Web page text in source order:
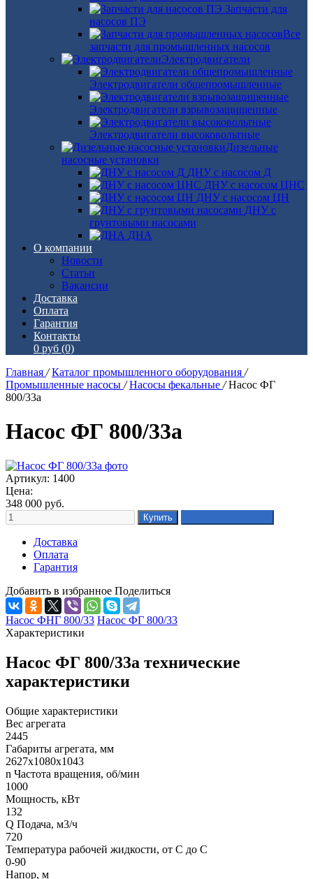
Запчасти для
насосов ПЭ
Все
запчасти для промышленных насосов
Электродвигатели
Электродвигатели общепромышленные
Электродвигатели взрывозащищенные
Электродвигатели высоковольтные
Дизельные
насосные установки
ДНУ с насосом Д
ДНУ с насосом ЦНС
ДНУ с насосом ЦН
ДНУ с
грунтовыми насосами
ДНА
О компании
Новости
Статьи
Вакансии
Доставка
Оплата
Гарантия
Контакты
0 руб (0)
Главная / Каталог промышленного оборудования /
Промышленные насосы / Насосы фекальные / Насос ФГ
800/33а
Насос ФГ 800/33а
Артикул: 1400
Цена:
348 000 руб.
Доставка
Оплата
Гарантия
Добавить в избранное Поделиться
Насос ФНГ 800/33 Насос ФГ 800/33
Характеристики
Насос ФГ 800/33а технические
характеристики
Общие характеристики
Вес агрегата
2445
Габариты агрегата, мм
2627х1080х1043
n Частота вращения, об/мин
1000
Мощность, кВт
132
Q Подача, м3/ч
720
Температура рабочей жидкости, от С до С
0-90
Напор, м